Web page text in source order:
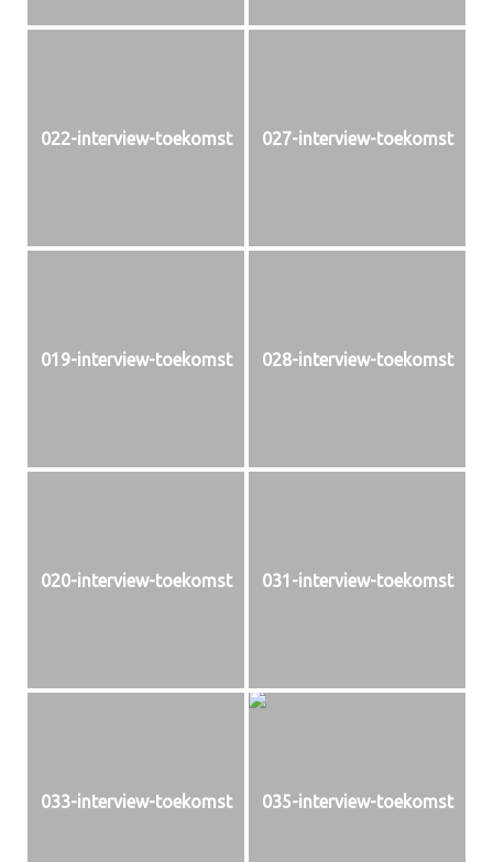
022-interview-toekomst 027-interview-toekomst
019-interview-toekomst 028-interview-toekomst
020-interview-toekomst 031-interview-toekomst
033-interview-toekomst 035-interview-toekomst